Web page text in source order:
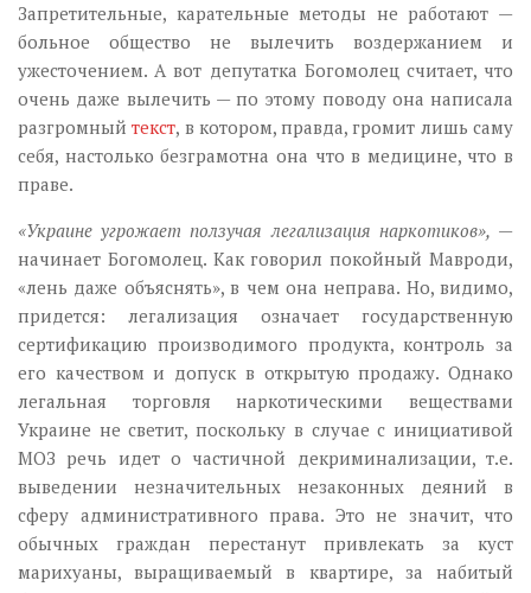
Запретительные, карательные методы не работают —
больное общество не вылечить воздержанием и
ужесточением. А вот депутатка Богомолец считает, что
очень даже вылечить — по этому поводу она написала
разгромныйтекст, в котором, правда, громит лишь саму
себя, настолько безграмотна она что в медицине, что в
праве.
«Украине угрожает ползучая легализация наркотиков», —
начинает Богомолец. Как говорил покойный Мавроди,
«лень даже объяснять», в чем она неправа. Но, видимо,
придется: легализация означает государственную
сертификацию производимого продукта, контроль за
его качеством и допуск в открытую продажу. Однако
легальная торговля наркотическими веществами
Украине не светит, поскольку в случае с инициативой
МОЗ речь идет о частичной декриминализации, т.е.
выведении незначительных незаконных деяний в
сферу административного права. Это не значит, что
обычных граждан перестанут привлекать за куст
марихуаны, выращиваемый в квартире, за набитый